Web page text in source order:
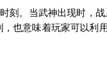
刻。当武神出现时，
也意味着玩家可以利